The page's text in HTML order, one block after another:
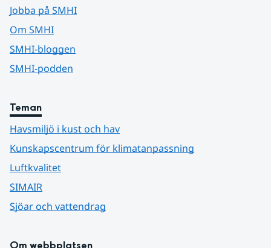
Jobba på SMHI
Om SMHI
SMHI-bloggen
SMHI-podden
Teman
Havsmiljö i kust och hav
Kunskapscentrum för klimatanpassning
Luftkvalitet
SIMAIR
Sjöar och vattendrag